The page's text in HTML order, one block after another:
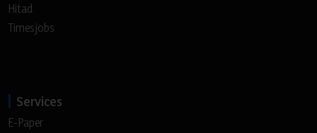
Hitad
Timesjobs
Services
E-Paper